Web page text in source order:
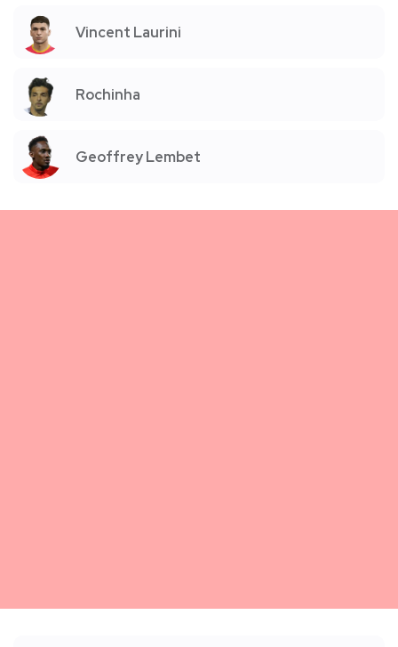
Vincent Laurini
Rochinha
Geoffrey Lembet